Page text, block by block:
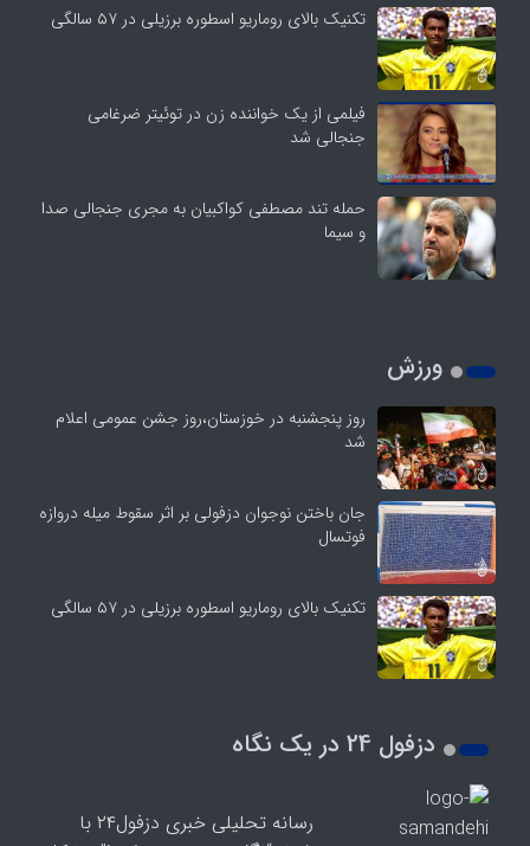
تکنیک بالای روماریو اسطوره برزیلی در ۵۷ سالگی
فیلمی از یک خواننده زن در توئیتر ضرغامی
جنجالی شد
حمله تند مصطفی کواکبیان به مجری جنجالی صدا
و سیما
ورزش
روز پنجشنبه در خوزستان،روز جشن عمومی اعلام
شد
جان باختن نوجوان دزفولی بر اثر سقوط میله دروازه
فوتسال
تکنیک بالای روماریو اسطوره برزیلی در ۵۷ سالگی
دزفول 24 در یک نگاه
رسانه تحلیلی خبری دزفول۲۴ با